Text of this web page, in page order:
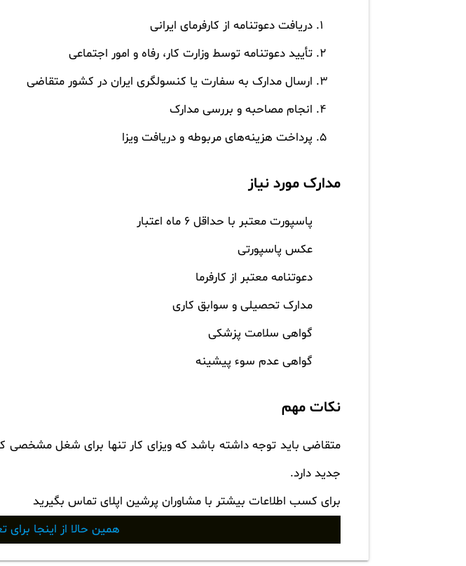
دریافت دعوتنامه از کارفرمای ایرانی
تأیید دعوتنامه توسط وزارت کار، رفاه و امور اجتماعی
ارسال مدارک به سفارت یا کنسولگری ایران در کشور متقاضی
انجام مصاحبه و بررسی مدارک
پرداخت هزینه‌های مربوطه و دریافت ویزا
مدارک مورد نیاز
پاسپورت معتبر با حداقل ۶ ماه اعتبار
عکس پاسپورتی
دعوتنامه معتبر از کارفرما
مدارک تحصیلی و سوابق کاری
گواهی سلامت پزشکی
گواهی عدم سوء پیشینه
نکات مهم
متقاضی باید توجه داشته باشد که ویزای کار تنها برای شغل مشخصی
جدید دارد.
برای کسب اطلاعات بیشتر با مشاوران پرشین اپلای تماس بگیرید
همین حالا از اینجا